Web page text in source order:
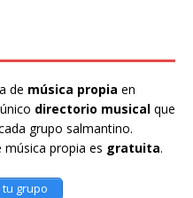
de música propia en
directorio musical que
grupo salmantino.
música propia es gratuita.
grupo